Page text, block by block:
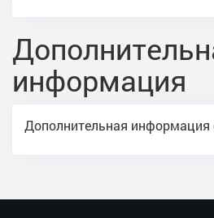
информация
Дополнительная информация